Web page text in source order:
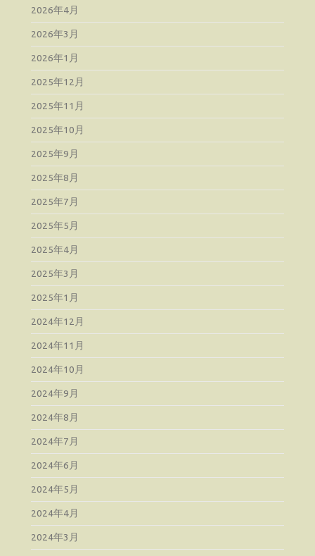
2026年4月
2026年3月
2026年1月
2025年12月
2025年11月
2025年10月
2025年9月
2025年8月
2025年7月
2025年5月
2025年4月
2025年3月
2025年1月
2024年12月
2024年11月
2024年10月
2024年9月
2024年8月
2024年7月
2024年6月
2024年5月
2024年4月
2024年3月